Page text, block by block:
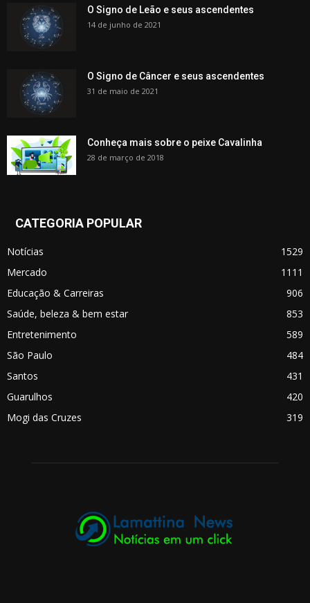
O Signo de Leão e seus ascendentes
14 de junho de 2021
O Signo de Câncer e seus ascendentes
31 de maio de 2021
Conheça mais sobre o peixe Cavalinha
28 de março de 2018
CATEGORIA POPULAR
Notícias
1529
Mercado
1111
Educação & Carreiras
906
Saúde, beleza & bem estar
853
Entretenimento
589
São Paulo
484
Santos
431
Guarulhos
420
Mogi das Cruzes
319